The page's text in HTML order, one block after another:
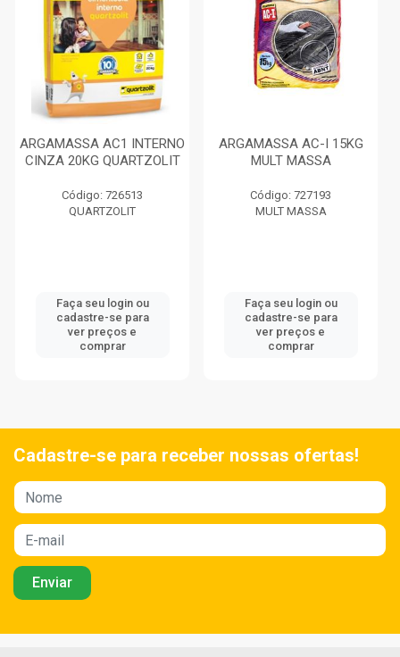
ARGAMASSA AC1 INTERNO
CINZA 20KG QUARTZOLIT
Código: 726513
QUARTZOLIT
Faça seu login ou
cadastre-se para
ver preços e
comprar
ARGAMASSA AC-I 15KG
MULT MASSA
Código: 727193
MULT MASSA
Faça seu login ou
cadastre-se para
ver preços e
comprar
Cadastre-se para receber nossas ofertas!